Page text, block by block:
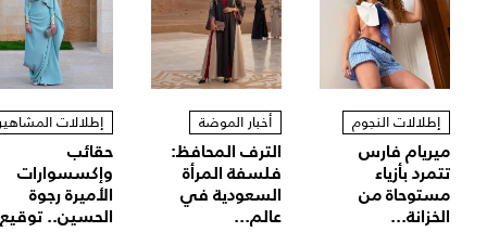
إطلالات النجوم
ميريام فارس
تتمرد بأزياء
مستوحاة من
الخزانة...
أخبار الموضة
الترف المحافظ:
فلسفة المرأة
السعودية في
عالم...
إطلالات
حقائب
وإكسسوارات
الأميرة رجوة
الحسين..